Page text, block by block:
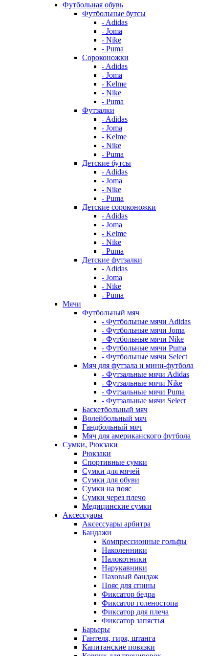
Футбольная обувь
Футбольные бутсы
- Adidas
- Joma
- Nike
- Puma
Сороконожки
- Adidas
- Joma
- Kelme
- Nike
- Puma
Футзалки
- Adidas
- Joma
- Kelme
- Nike
- Puma
Детские бутсы
- Adidas
- Joma
- Nike
- Puma
Детские сороконожки
- Adidas
- Joma
- Kelme
- Nike
- Puma
Детские футзалки
- Adidas
- Joma
- Nike
- Puma
Мячи
Футбольный мяч
- Футбольные мячи Adidas
- Футбольные мячи Joma
- Футбольные мячи Nike
- Футбольные мячи Puma
- Футбольные мячи Select
Мяч для футзала и мини-футбола
- Футзальные мячи Adidas
- Футзальные мячи Nike
- Футзальные мячи Puma
- Футзальные мячи Select
Баскетбольный мяч
Волейбольный мяч
Гандбольный мяч
Мяч для американского футбола
Сумки, Рюкзаки
Рюкзаки
Спортивные сумки
Сумки для мячей
Сумки для обуви
Сумки на пояс
Сумки через плечо
Медицинские сумки
Аксессуары
Аксессуары арбитра
Бандажи
Компрессионные гольфы
Наколенники
Налокотники
Нарукавники
Паховый бандаж
Пояс для спины
Фиксатор бедра
Фиксатор голеностопа
Фиксатор для плеча
Фиксатор запястья
Барьеры
Гантеля, гиря, штанга
Капитанские повязки